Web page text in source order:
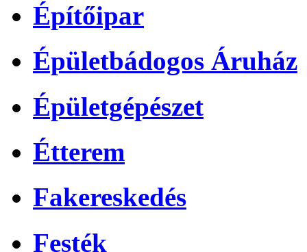
Építőipar
Épületbádogos Áruház
Épületgépészet
Étterem
Fakereskedés
Festék